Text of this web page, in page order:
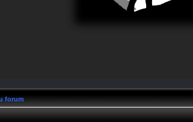
forum